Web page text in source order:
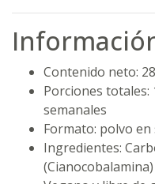
Contenido neto:
Porciones totales:
semanales
Formato: polvo en
Ingredientes:
(Cianocobalamina)